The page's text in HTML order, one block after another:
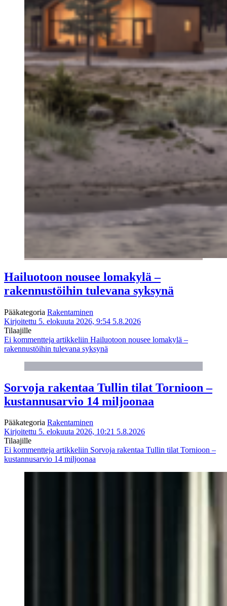
Hailuotoon nousee lomakylä –
rakennustöihin tulevana syksynä
Pääkategoria Rakentaminen
Kirjoitettu 5. elokuuta 2026, 9:54 5.8.2026
Tilaajille
Ei kommentteja artikkeliin Hailuotoon nousee lomakylä –
rakennustöihin tulevana syksynä
Sorvoja rakentaa Tullin tilat Tornioon –
kustannusarvio 14 miljoonaa
Pääkategoria Rakentaminen
Kirjoitettu 5. elokuuta 2026, 10:21 5.8.2026
Tilaajille
Ei kommentteja artikkeliin Sorvoja rakentaa Tullin tilat Tornioon –
kustannusarvio 14 miljoonaa